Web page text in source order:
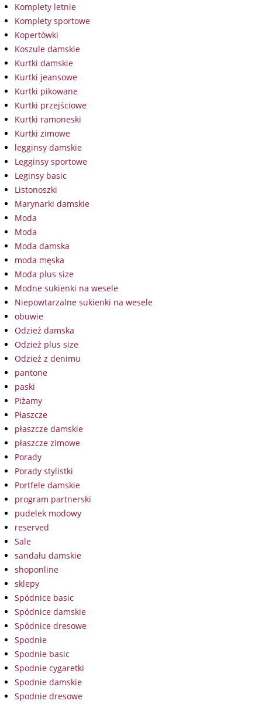
Komplety letnie
Komplety sportowe
Kopertówki
Koszule damskie
Kurtki damskie
Kurtki jeansowe
Kurtki pikowane
Kurtki przejściowe
Kurtki ramoneski
Kurtki zimowe
legginsy damskie
Legginsy sportowe
Leginsy basic
Listonoszki
Marynarki damskie
Moda
Moda
Moda damska
moda męska
Moda plus size
Modne sukienki na wesele
Niepowtarzalne sukienki na wesele
obuwie
Odzież damska
Odzież plus size
Odzież z denimu
pantone
paski
Piżamy
Płaszcze
płaszcze damskie
płaszcze zimowe
Porady
Porady stylistki
Portfele damskie
program partnerski
pudelek modowy
reserved
Sale
sandału damskie
shoponline
sklepy
Spódnice basic
Spódnice damskie
Spódnice dresowe
Spodnie
Spodnie basic
Spodnie cygaretki
Spodnie damskie
Spodnie dresowe